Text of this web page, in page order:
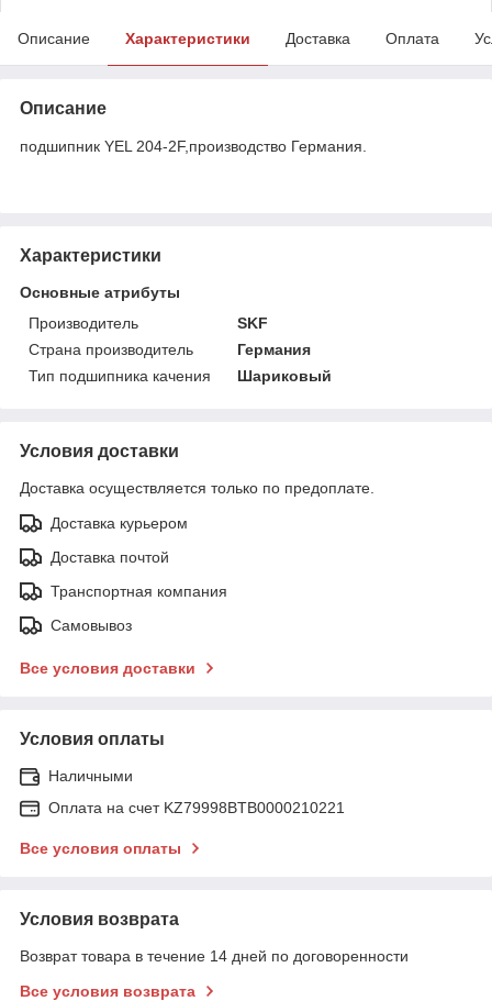
Описание Характеристики Доставка Оплата
Описание
подшипник YEL 204-2F,производство Германия.
Характеристики
Основные атрибуты
Производитель
SKF
Страна производитель
Германия
Тип подшипника качения
Шариковый
Условия доставки
Доставка осуществляется только по предоплате.
Доставка курьером
Доставка почтой
Транспортная компания
Самовывоз
Все условия доставки
Условия оплаты
Наличными
Оплата на счет KZ79998BTB0000210221
Все условия оплаты
Условия возврата
Возврат товара в течение 14 дней по договоренности
Все условия возврата